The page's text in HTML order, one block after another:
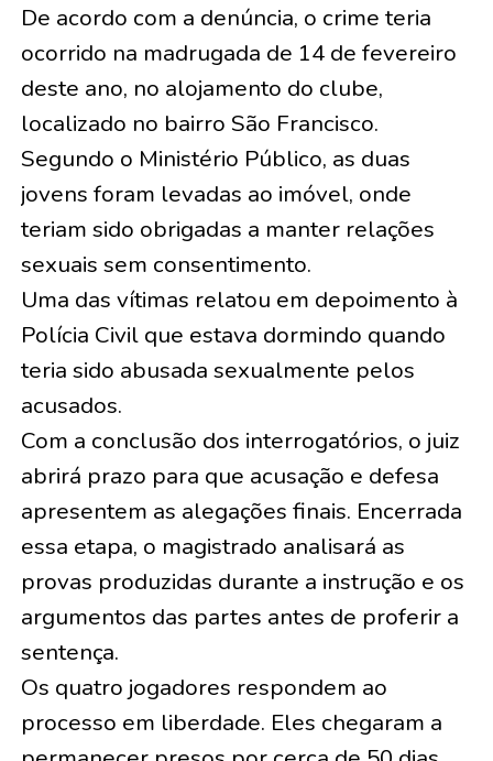
De acordo com a denúncia, o crime teria
ocorrido na madrugada de 14 de fevereiro
deste ano, no alojamento do clube,
localizado no bairro São Francisco.
Segundo o Ministério Público, as duas
jovens foram levadas ao imóvel, onde
teriam sido obrigadas a manter relações
sexuais sem consentimento.
Uma das vítimas relatou em depoimento à
Polícia Civil que estava dormindo quando
teria sido abusada sexualmente pelos
acusados.
Com a conclusão dos interrogatórios, o juiz
abrirá prazo para que acusação e defesa
apresentem as alegações finais. Encerrada
essa etapa, o magistrado analisará as
provas produzidas durante a instrução e os
argumentos das partes antes de proferir a
sentença.
Os quatro jogadores respondem ao
processo em liberdade. Eles chegaram a